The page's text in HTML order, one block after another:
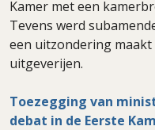
Kamer met een
Tevens werd
een uitzondering
uitgeverijen.
Toezegging van
debat in de Eerste